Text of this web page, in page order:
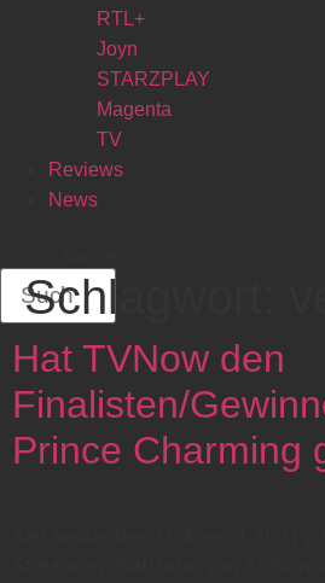
RTL+
Joyn
STARZPLAY
Magenta
TV
Reviews
News
Schlagwort:
Hat TVNow den
Finalisten/
Prince Charming